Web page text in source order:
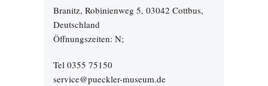
Branitz, Robinienweg 5, 03042 Cottbus,
Deutschland
Öffnungszeiten: N;
Tel 0355 75150
service@pueckler-museum.de